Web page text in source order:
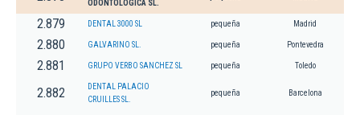
ODONTOLOGICA SL.
2.879 DENTAL 3000 SL pequeña Madrid
2.880 GALVARINO SL. pequeña Pontevedra
2.881 GRUPO VERBO SANCHEZ SL pequeña Toledo
2.882
DENTAL PALACIO
CRUILLES SL.
pequeña Barcelona